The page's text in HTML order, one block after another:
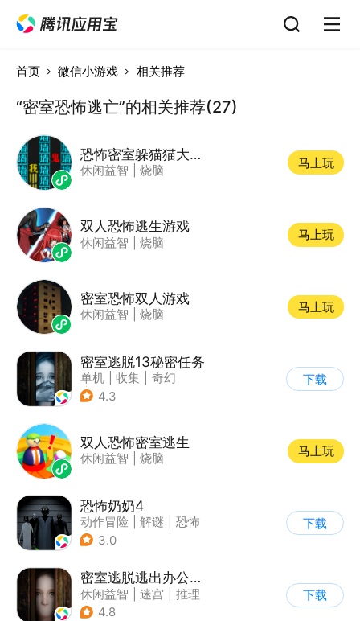
首页 微信小游戏 相关推荐
“密室恐怖逃亡”的相关推荐(27)
恐怖密室躲猫猫大逃亡
休闲益智 烧脑
马上玩
双人恐怖逃生游戏
休闲益智 烧脑
马上玩
密室恐怖双人游戏
休闲益智 烧脑
马上玩
密室逃脱13秘密任务
单机 收集
奇幻
| 密室逃脱
4.3
下载
双人恐怖密室逃生
休闲益智 烧脑
马上玩
恐怖奶奶4
动作冒险 解谜
恐怖
| 恐怖奶奶
3.0
下载
密室逃脱逃出办公室3
休闲益智 迷宫
推理
| 密室逃脱
4.8
下载